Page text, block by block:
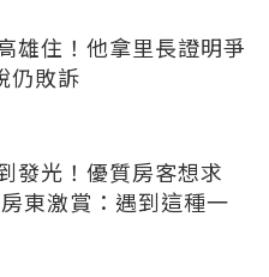
雄住！他拿里長證明爭
仍敗訴
發光！優質房客想求
房東激賞：遇到這種一